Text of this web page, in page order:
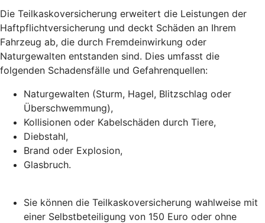
Die Teilkaskoversicherung erweitert die Leistungen der
Haftpflichtversicherung und deckt Schäden an Ihrem
Fahrzeug ab, die durch Fremdeinwirkung oder
Naturgewalten entstanden sind. Dies umfasst die
folgenden Schadensfälle und Gefahrenquellen:
Naturgewalten (Sturm, Hagel, Blitzschlag oder
Überschwemmung),
Kollisionen oder Kabelschäden durch Tiere,
Diebstahl,
Brand oder Explosion,
Glasbruch.
Sie können die Teilkaskoversicherung wahlweise mit
einer Selbstbeteiligung von 150 Euro oder ohne